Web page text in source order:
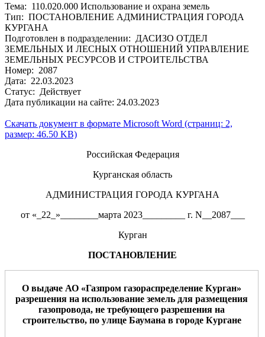
Тема: 110.020.000 Использование и охрана земель
Тип: ПОСТАНОВЛЕНИЕ АДМИНИСТРАЦИЯ ГОРОДА
КУРГАНА
Подготовлен в подразделении: ДАСИЗО ОТДЕЛ
ЗЕМЕЛЬНЫХ И ЛЕСНЫХ ОТНОШЕНИЙ УПРАВЛЕНИЕ
ЗЕМЕЛЬНЫХ РЕСУРСОВ И СТРОИТЕЛЬСТВА
Номер: 2087
Дата: 22.03.2023
Статус: Действует
Дата публикации на сайте: 24.03.2023
Скачать документ в формате Microsoft Word (страниц: 2,
размер: 46.50 KB)
Российская Федерация
Курганская область
АДМИНИСТРАЦИЯ ГОРОДА КУРГАНА
от «_22_»________марта 2023_________ г. N__2087___
Курган
ПОСТАНОВЛЕНИЕ
О выдаче АО «Газпром газораспределение Курган»
разрешения на использование земель для размещения
газопровода, не требующего разрешения на
строительство, по улице Баумана вгородеКургане